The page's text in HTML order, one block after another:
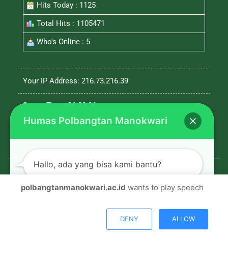
Hits Today : 1125
Total Hits : 1105471
Who's Online : 5
Your IP Address: 216.73.216.39
Server Time: 26-08-06
Humas Polbangtan Manokwari
Hallo, ada yang bisa kami bantu?
polbangtanmanokwari.ac.id wants to play speech
DENY ALLOW